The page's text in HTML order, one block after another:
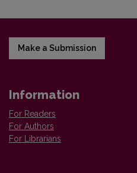
Make a Submission
Information
For Readers
For Authors
For Librarians